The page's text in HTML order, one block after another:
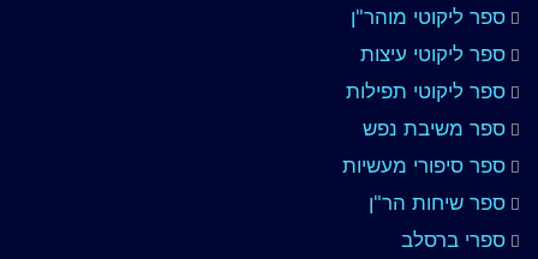
ספר ליקוטי מוהר"ן
ספר ליקוטי עיצות
ספר ליקוטי תפילות
ספר משיבת נפש
ספר סיפורי מעשיות
ספר שיחות הר"ן
ספרי ברסלב